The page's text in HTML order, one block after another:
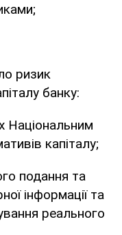
ризик
банку:
Національним
капіталу;
подання та
інформації та
реального